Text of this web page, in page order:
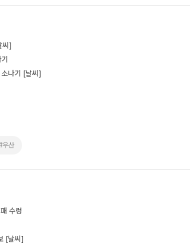
씨]
나기 [날씨]
우산
수렁
[날씨]